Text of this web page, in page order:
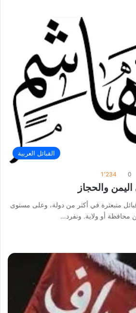
القبائل العربية
0 1٬234
والحجاز
متبعثرة في أكثر من دولة، وعلى مستوى
محافظة أو ولاية. ونفرد…